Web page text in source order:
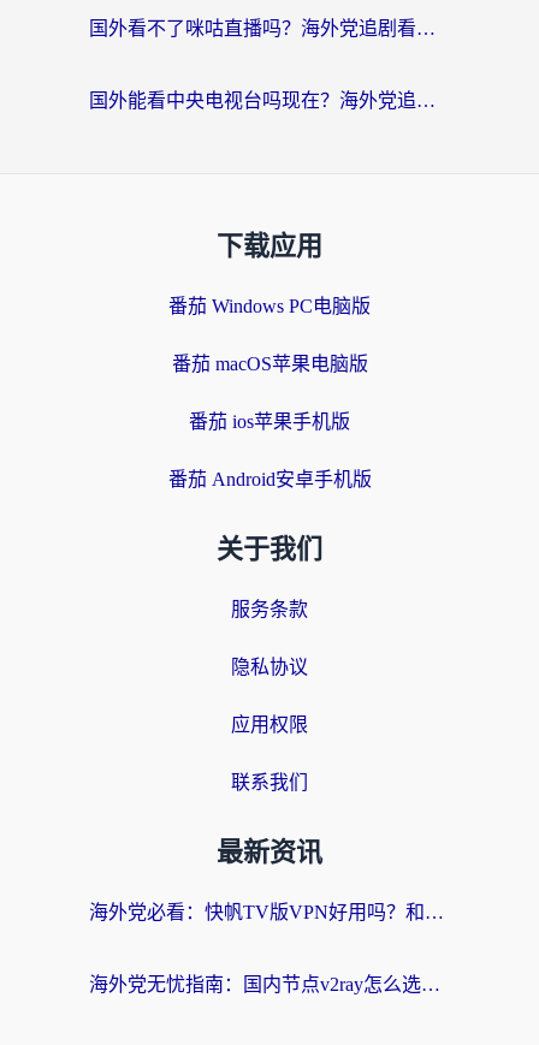
国外看不了咪咕直播吗？海外党追剧看片的加速器选择指南
国外能看中央电视台吗现在？海外党追剧看央视的实用指南
下载应用
番茄 Windows PC电脑版
番茄 macOS苹果电脑版
番茄 ios苹果手机版
番茄 Android安卓手机版
关于我们
服务条款
隐私协议
应用权限
联系我们
最新资讯
海外党必看：快帆TV版VPN好用吗？和快游VPN对比哪个回国效果更好？附实用避坑指南
海外党无忧指南：国内节点v2ray怎么选？一键回国VPN+多场景实测帮你避坑